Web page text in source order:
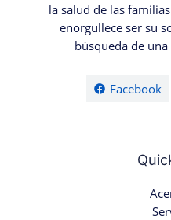
la salud de las
enorgullece ser su
búsqueda de
Facebook